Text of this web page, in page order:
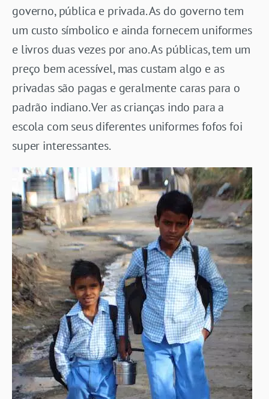
governo, pública e privada. As do governo tem
um custo símbolico e ainda fornecem uniformes
e livros duas vezes por ano. As públicas, tem um
preço bem acessível, mas custam algo e as
privadas são pagas e geralmente caras para o
padrão indiano. Ver as crianças indo para a
escola com seus diferentes uniformes fofos foi
super interessantes.